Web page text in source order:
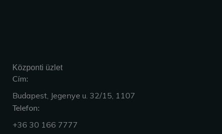
Központi üzlet
Cím:
Budapest, Jegenye u. 32/15, 1107
Telefon:
+36 30 166 7777